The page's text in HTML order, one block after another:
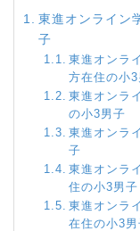
東進オンライン
子
東進オンラ
方在住の小
東進オンラ
の小3男子
東進オンラ
子
東進オンラ
住の小3男子
東進オンラ
在住の小3男